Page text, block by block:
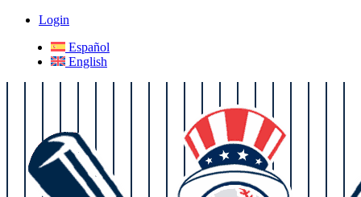
Login
Español
English